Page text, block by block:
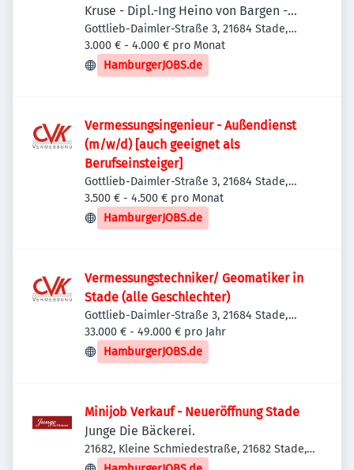
Kruse - Dipl.-Ing Heino von Bargen -
Daniel Kruse, M. Sc.
Gottlieb-Daimler-Straße 3, 21684 Stade,
Deutschland
3.000 € - 4.000 € pro Monat
HamburgerJOBS.de
Vermessungsingenieur - Außendienst
(m/w/d) [auch geeignet als
Berufseinsteiger]
Gottlieb-Daimler-Straße 3, 21684 Stade,
Deutschland
3.500 € - 4.500 € pro Monat
HamburgerJOBS.de
Vermessungstechniker/ Geomatiker in
Stade (alle Geschlechter)
Gottlieb-Daimler-Straße 3, 21684 Stade,
Deutschland
33.000 € - 49.000 € pro Jahr
HamburgerJOBS.de
Minijob Verkauf - Neueröffnung Stade
Junge Die Bäckerei.
21682, Kleine Schmiedestraße, 21682 Stade,
Deutschland